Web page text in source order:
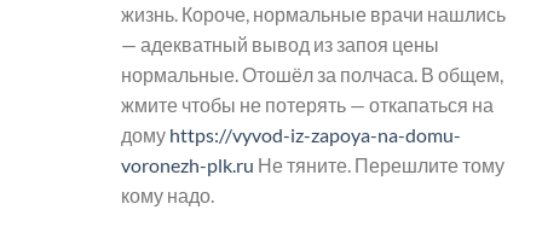
жизнь. Короче, нормальные врачи нашлись
— адекватный вывод из запоя цены
нормальные. Отошёл за полчаса. В общем,
жмите чтобы не потерять — откапаться на
дому https://vyvod-iz-zapoya-na-domu-
voronezh-plk.ru Не тяните. Перешлите тому
кому надо.